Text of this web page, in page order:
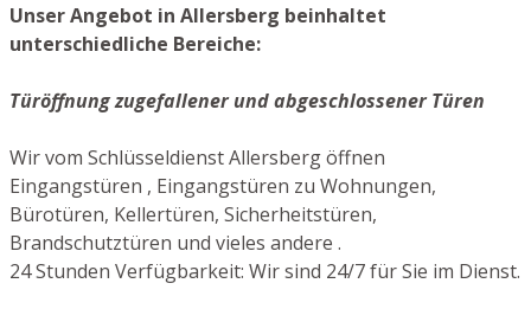
Unser Angebot in Allersberg beinhaltet
unterschiedliche Bereiche:
Türöffnung zugefallener und abgeschlossener Türen
Wir vom Schlüsseldienst Allersberg öffnen
Eingangstüren , Eingangstüren zu Wohnungen,
Bürotüren, Kellertüren, Sicherheitstüren,
Brandschutztüren und vieles andere .
24 Stunden Verfügbarkeit: Wir sind 24/7 für Sie im Dienst.